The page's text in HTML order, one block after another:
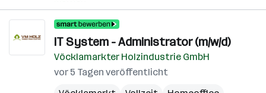
IT System - Administrator (m/w/d)
Vöcklamarkter Holzindustrie GmbH
vor 5 Tagen veröffentlicht